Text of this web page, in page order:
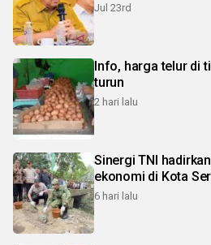
Jul 23rd
Info, harga telur di
turun
2 hari lalu
Sinergi TNI
ekonomi di Kota
6 hari lalu